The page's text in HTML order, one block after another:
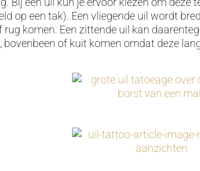
op een tak). Een vliegende uil wordt
rug komen. Een zittende uil kan
bovenbeen of kuit komen omdat deze